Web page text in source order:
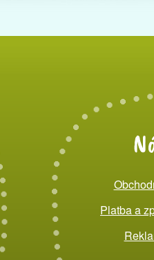
Platba a